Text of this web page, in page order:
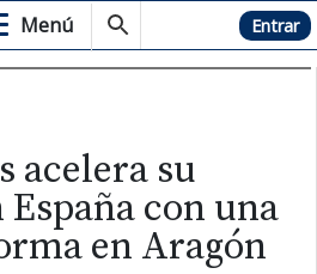
Menú Hemeroteca Entrar
acelera su
con una
en Aragón